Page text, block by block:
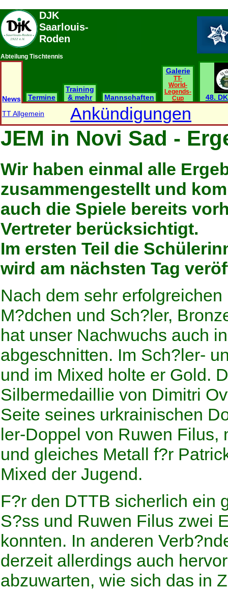
DJK
Saarlouis-
Roden
Abteilung Tischtennis
News Termine
Training
& mehr
Mannschaften
Galerie
TT-
World-
Legends-
Cup
48.
TT Allgemein
Ankündigungen
JEM in Novi Sad -
Wir haben einmal alle
zusammengestellt und
auch die Spiele bereits
Vertreter berücksichtigt.
Im ersten Teil die
wird am nächsten Tag
Nach dem sehr
M?dchen und Sch?ler,
hat unser Nachwuchs auch
abgeschnitten. Im Sch?ler-
und im Mixed holte er Gold.
Silbermedaillie von Dimitri
Seite seines urkrainischen
ler-Doppel von Ruwen
und gleiches Metall f?r
Mixed der Jugend.
F?r den DTTB sicherlich ein
S?ss und Ruwen Filus zwei
konnten. In anderen
derzeit allerdings auch
abzuwarten, wie sich das in